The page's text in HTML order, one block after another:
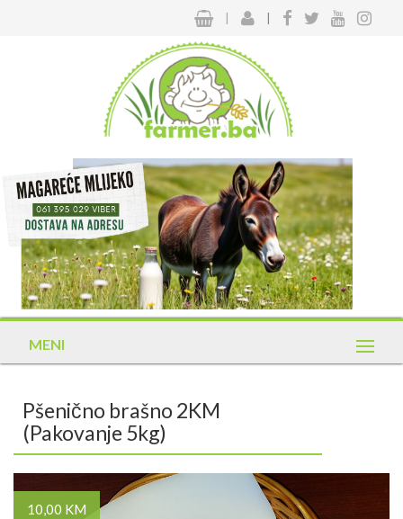
| |
MENI
Pšenično brašno 2KM
(Pakovanje 5kg)
10,00 KM